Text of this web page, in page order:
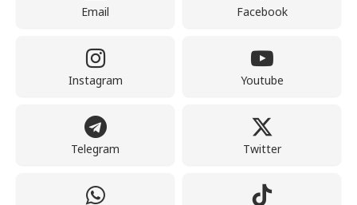
Facebook
Email
Youtube
Instagram
Twitter
Telegram